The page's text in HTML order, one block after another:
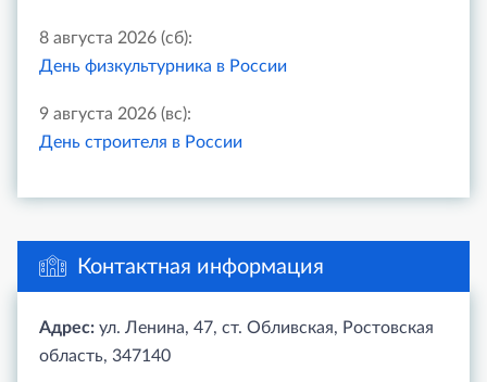
8 августа 2026 (сб):
День физкультурника в России
9 августа 2026 (вс):
День строителя в России
Контактная информация
Адрес: ул. Ленина, 47, ст. Обливская, Ростовская
область, 347140